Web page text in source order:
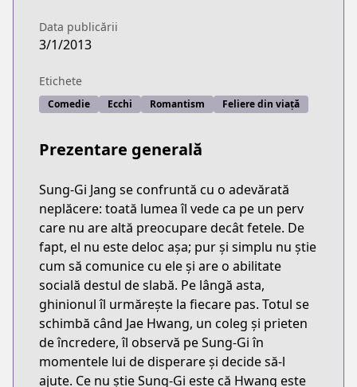
Data publicării
3/1/2013
Etichete
Comedie Ecchi Romantism Feliere din viață
Prezentare generală
Sung-Gi Jang se confruntă cu o adevărată
neplăcere: toată lumea îl vede ca pe un perv
care nu are altă preocupare decât fetele. De
fapt, el nu este deloc așa; pur și simplu nu știe
cum să comunice cu ele și are o abilitate
socială destul de slabă. Pe lângă asta,
ghinionul îl urmărește la fiecare pas. Totul se
schimbă când Jae Hwang, un coleg și prieten
de încredere, îl observă pe Sung-Gi în
momentele lui de disperare și decide să-l
ajute. Ce nu știe Sung-Gi este că Hwang este